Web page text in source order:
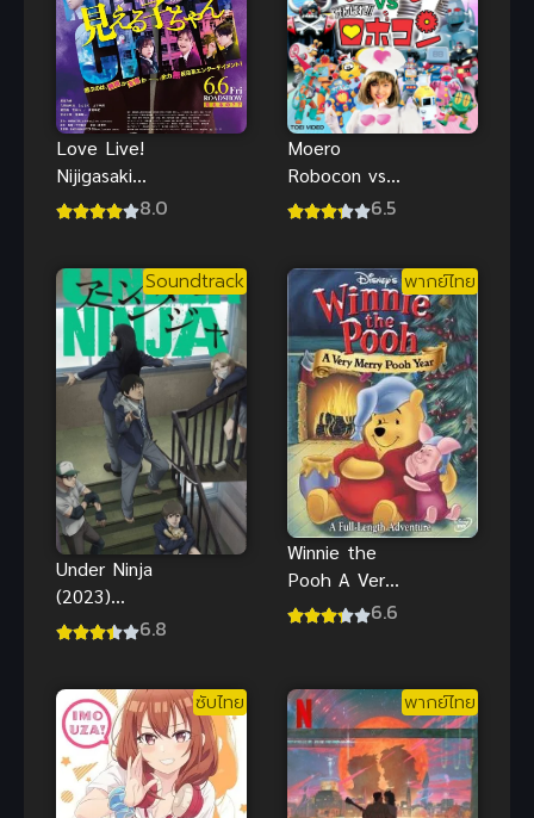
Love Live!
Nijigasaki
Gakuen
Kanketsu-
hen Part 2
เลิฟไลฟ์
ชมรมสคูลไอ
ดอลนิจิกะซากิ
เดอะมูฟวี่
ปัจฉิมบท พาร์
ท 2 ซับไทย
8.0
Moero
Robocon vs
Ganbare
คลาสสิกต่อสู้
เดือด
6.5
Soundtrack
Under Ninja
(2023)
อันเดอร์
Action
Comedy
6.8
พากย์ไทย
Winnie the
Pooh A Very
Merry Pooh6.6
ซับไทย พากย์ไทย